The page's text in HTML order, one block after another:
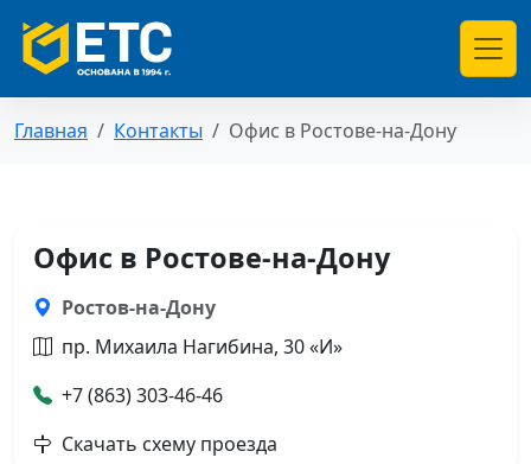
Главная Контакты Офис в Ростове-на-Дону
Офис в Ростове-на-Дону
Ростов-на-Дону
пр. Михаила Нагибина, 30 «И»
+7 (863) 303-46-46
Скачать схему проезда